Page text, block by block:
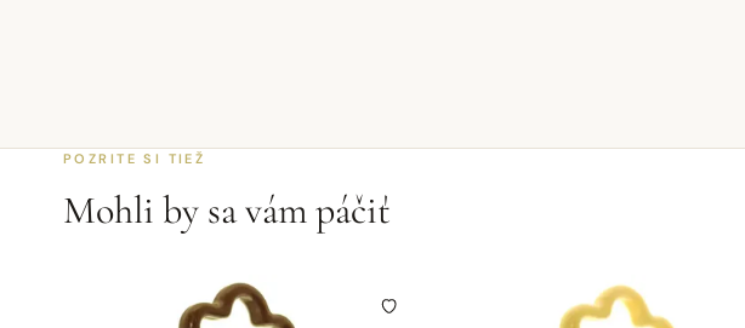
POZRITE SI TIEŽ
Mohli by sa vám páčiť